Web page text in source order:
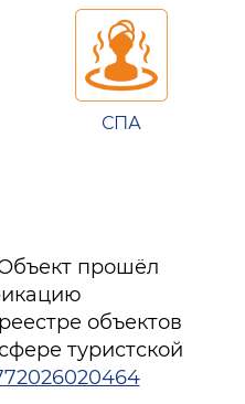
СПА
прошёл
объектов
туристской